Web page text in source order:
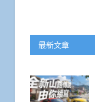
最新文章